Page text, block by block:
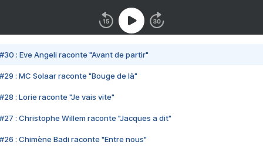
#30 : Eve Angeli raconte "Avant de partir"
#29 : MC Solaar raconte "Bouge de là"
#28 : Lorie raconte "Je vais vite"
#27 : Christophe Willem raconte "Jacques a dit"
#26 : Chimène Badi raconte "Entre nous"